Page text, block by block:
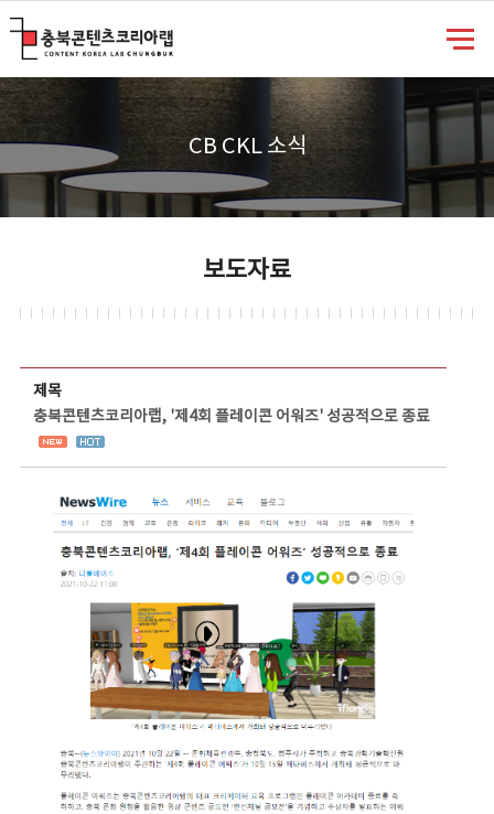
CB CKL 소식
보도자료
제목
충북콘텐츠코리아랩, '제4회 플레이콘 어워즈' 성공적으로 종료